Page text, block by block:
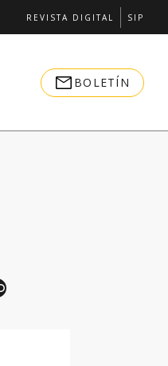
REVISTA DIGITAL SIP
BOLETÍN